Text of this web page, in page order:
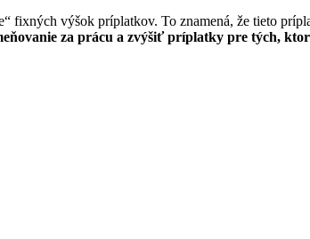
fixných výšok príplatkov. To znamená, že tieto
za prácu a zvýšiť príplatky pre tých,